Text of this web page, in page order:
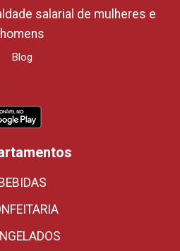
salarial de mulheres e
homens
Blog